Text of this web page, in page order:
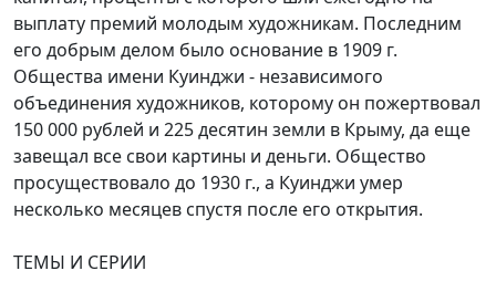
выплату премий молодым художникам. Последним
его добрым делом было основание в 1909 г.
Общества имени Куинджи - независимого
объединения художников, которому он пожертвовал
150 000 рублей и 225 десятин земли в Крыму, да еще
завещал все свои картины и деньги. Общество
просуществовало до 1930 г., а Куинджи умер
несколько месяцев спустя после его открытия.
ТЕМЫ И СЕРИИ